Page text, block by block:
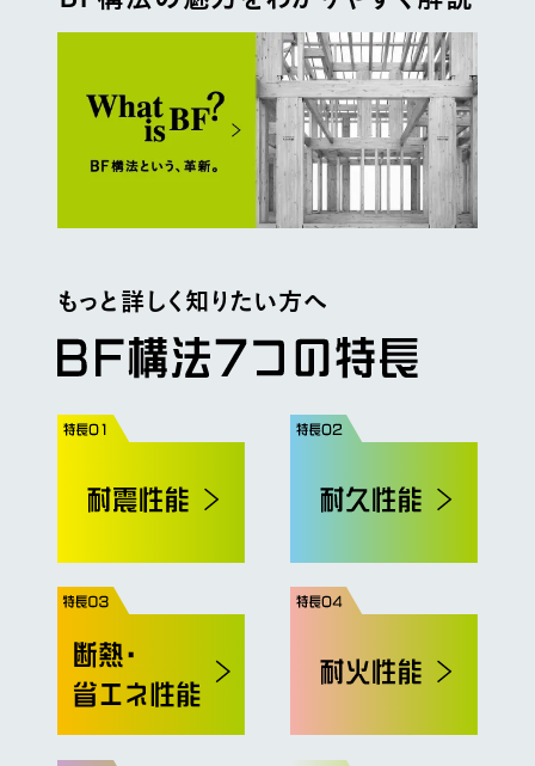
もっと詳しく知りたい方へ